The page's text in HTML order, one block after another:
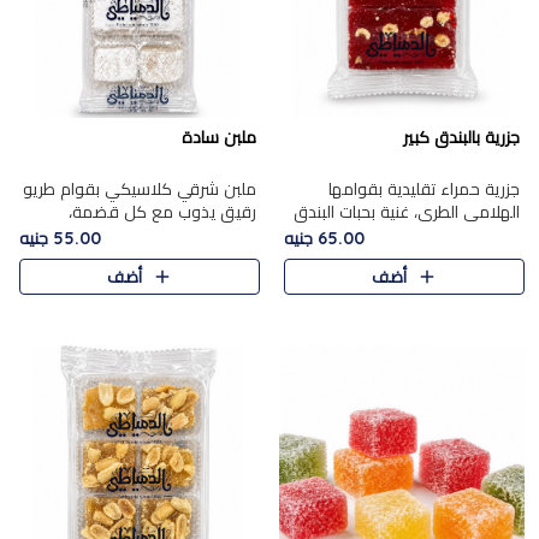
جزرية بالبندق كبير
جزرية حمراء تقليدية بقوامها
الهلامي الطري، غنية بحبات البندق
الفاخرة التي تضيف قرمشة راقية
إلى قوامها الناعم، لتقدم مزيجًا
متوازنًا من النكه..
65.00 جنيه
أضف
ملبن سادة
ملبن شرقي كلاسيكي بقوام طريو
رقيق يذوب مع كل قضمة،
مغطى بطبقة ناعمة من السكر
البودرة ليقدم المذاق الأصيل الذي
ارتبط بحلويات المولد التقليدي..
55.00 جنيه
أضف